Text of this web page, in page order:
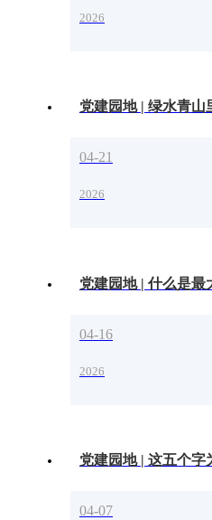
2026
党建园地 | 绿水青山
04-21
2026
党建园地 | 什么是最
04-16
2026
党建园地 | 这五个字
04-07